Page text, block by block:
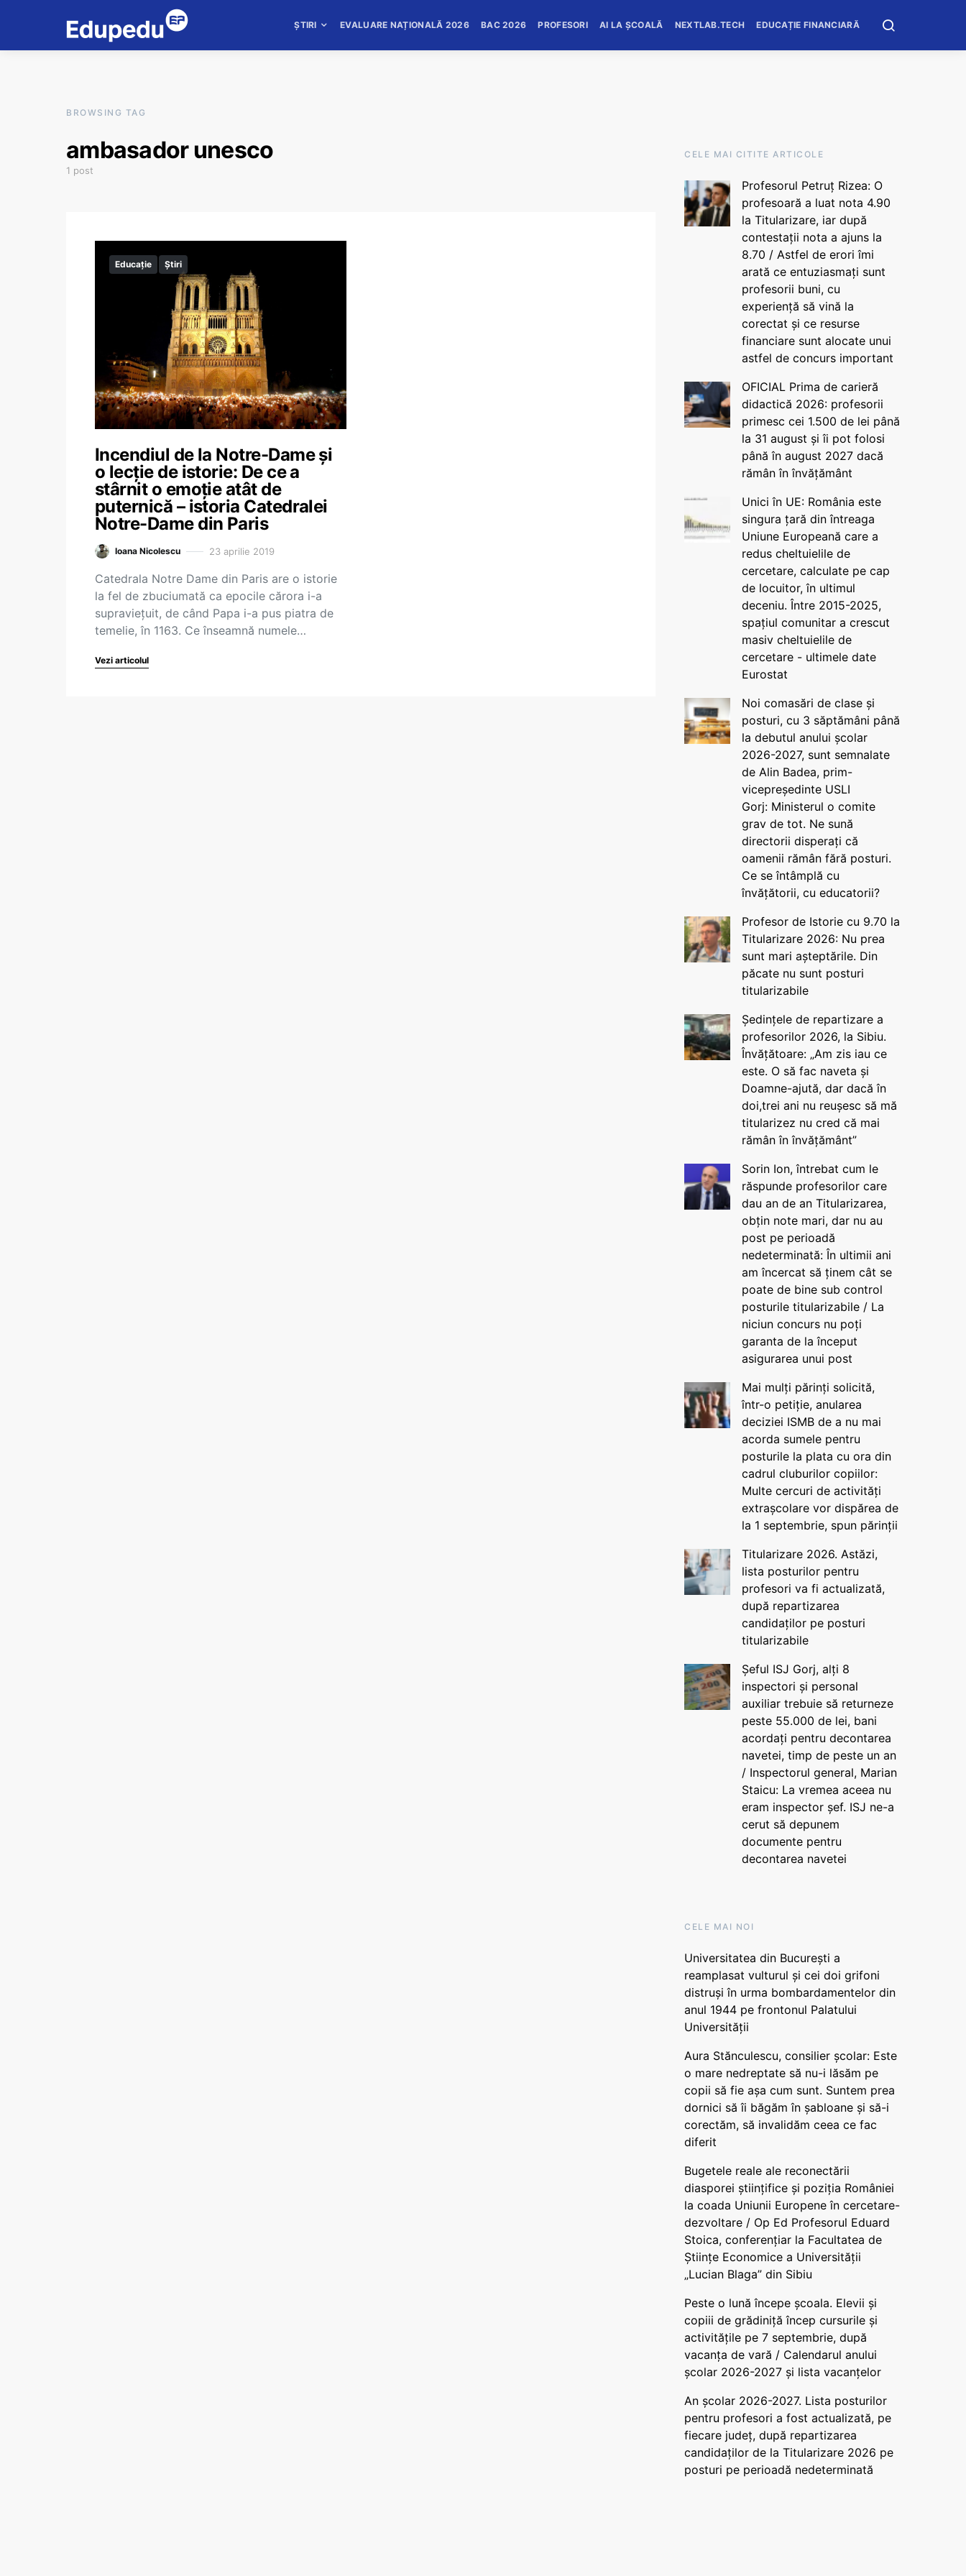
ȘTIRI EVALUARE NAȚIONALĂ 2026 BAC 2026 PROFESORI AI LA ȘCOALĂ NEXTLAB.TECH EDUCAȚIE FINANCIARĂ
BROWSING TAG
ambasador unesco
1 post
Educație Știri
Incendiul de la Notre-Dame și
o lecție de istorie: De ce a
stârnit o emoție atât de
puternică – istoria Catedralei
Notre-Dame din Paris
Ioana Nicolescu 23 aprilie 2019
Catedrala Notre Dame din Paris are o istorie
la fel de zbuciumată ca epocile cărora i-a
supraviețuit, de când Papa i-a pus piatra de
temelie, în 1163. Ce înseamnă numele…
Vezi articolul
CELE MAI CITITE ARTICOLE
Profesorul Petruț Rizea: O
profesoară a luat nota 4.90
la Titularizare, iar după
contestații nota a ajuns la
8.70 / Astfel de erori îmi
arată ce entuziasmați sunt
profesorii buni, cu
experiență să vină la
corectat și ce resurse
financiare sunt alocate unui
astfel de concurs important
OFICIAL Prima de carieră
didactică 2026: profesorii
primesc cei 1.500 de lei până
la 31 august și îi pot folosi
până în august 2027 dacă
rămân în învățământ
Unici în UE: România este
singura țară din întreaga
Uniune Europeană care a
redus cheltuielile de
cercetare, calculate pe cap
de locuitor, în ultimul
deceniu. Între 2015-2025,
spațiul comunitar a crescut
masiv cheltuielile de
cercetare - ultimele date
Eurostat
Noi comasări de clase și
posturi, cu 3 săptămâni până
la debutul anului școlar
2026-2027, sunt semnalate
de Alin Badea, prim-
vicepreședinte USLI
Gorj: Ministerul o comite
grav de tot. Ne sună
directorii disperați că
oamenii rămân fără posturi.
Ce se întâmplă cu
învățătorii, cu educatorii?
Profesor de Istorie cu 9.70 la
Titularizare 2026: Nu prea
sunt mari așteptările. Din
păcate nu sunt posturi
titularizabile
Ședințele de repartizare a
profesorilor 2026, la Sibiu.
Învățătoare: „Am zis iau ce
este. O să fac naveta și
Doamne-ajută, dar dacă în
doi,trei ani nu reușesc să mă
titularizez nu cred că mai
rămân în învățământ”
Sorin Ion, întrebat cum le
răspunde profesorilor care
dau an de an Titularizarea,
obțin note mari, dar nu au
post pe perioadă
nedeterminată: În ultimii ani
am încercat să ținem cât se
poate de bine sub control
posturile titularizabile / La
niciun concurs nu poți
garanta de la început
asigurarea unui post
Mai mulți părinți solicită,
într-o petiție, anularea
deciziei ISMB de a nu mai
acorda sumele pentru
posturile la plata cu ora din
cadrul cluburilor copiilor:
Multe cercuri de activități
extrașcolare vor dispărea de
la 1 septembrie, spun părinții
Titularizare 2026. Astăzi,
lista posturilor pentru
profesori va fi actualizată,
după repartizarea
candidaților pe posturi
titularizabile
Șeful ISJ Gorj, alți 8
inspectori și personal
auxiliar trebuie să returneze
peste 55.000 de lei, bani
acordați pentru decontarea
navetei, timp de peste un an
/ Inspectorul general, Marian
Staicu: La vremea aceea nu
eram inspector șef. ISJ ne-a
cerut să depunem
documente pentru
decontarea navetei
CELE MAI NOI
Universitatea din București a
reamplasat vulturul și cei doi grifoni
distruși în urma bombardamentelor din
anul 1944 pe frontonul Palatului
Universității
Aura Stănculescu, consilier școlar: Este
o mare nedreptate să nu-i lăsăm pe
copii să fie așa cum sunt. Suntem prea
dornici să îi băgăm în șabloane și să-i
corectăm, să invalidăm ceea ce fac
diferit
Bugetele reale ale reconectării
diasporei științifice și poziția României
la coada Uniunii Europene în cercetare-
dezvoltare / Op Ed Profesorul Eduard
Stoica, conferențiar la Facultatea de
Științe Economice a Universității
„Lucian Blaga” din Sibiu
Peste o lună începe școala. Elevii și
copiii de grădiniță încep cursurile și
activitățile pe 7 septembrie, după
vacanța de vară / Calendarul anului
școlar 2026-2027 și lista vacanțelor
An școlar 2026-2027. Lista posturilor
pentru profesori a fost actualizată, pe
fiecare județ, după repartizarea
candidaților de la Titularizare 2026 pe
posturi pe perioadă nedeterminată